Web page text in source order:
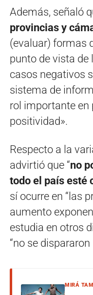
Además, señaló
provincias y
(evaluar) formas
punto de vista de
casos negativos
sistema de
rol importante en
positividad».
Respecto a la
advirtió que “no
todo el país esté
sí ocurre en “las
aumento
estudia en otros
“no se dispararon
MIRÁ